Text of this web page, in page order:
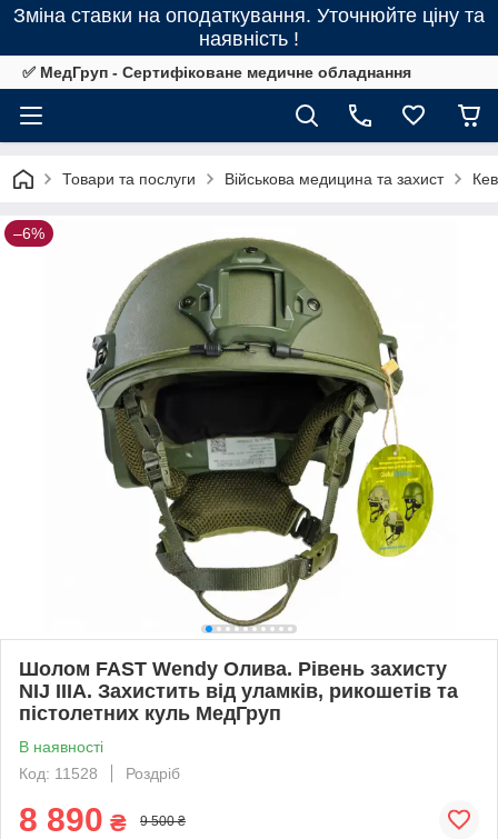
Зміна ставки на оподаткування. Уточнюйте ціну та
наявність !
✅ МедГруп - Сертифіковане медичне обладнання
Товари та послуги Військова медицина та захист
–6%
Шолом FAST Wendy Олива. Рівень захисту
NIJ IIIA. Захистить від уламків, рикошетів та
пістолетних куль МедГруп
В наявності
Код: 11528
Роздріб
8 890 ₴ 9 500 ₴